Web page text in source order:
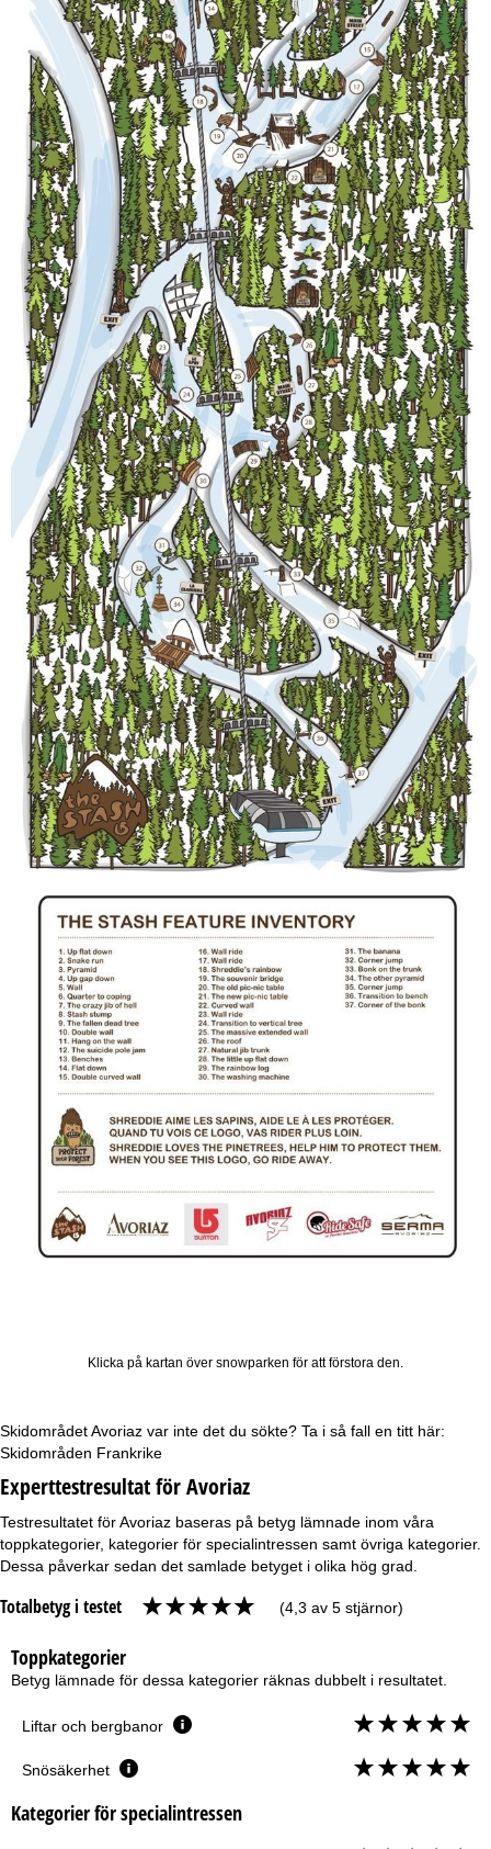
Klicka på kartan över snowparken för att förstora den.
Skidområdet Avoriaz var inte det du sökte? Ta i så fall en titt här:
Skidområden Frankrike
Experttestresultat för Avoriaz
Testresultatet för Avoriaz baseras på betyg lämnade inom våra
toppkategorier, kategorier för specialintressen samt övriga kategorier.
Dessa påverkar sedan det samlade betyget i olika hög grad.
Totalbetyg i testet (4,3 av 5 stjärnor)
Toppkategorier
Betyg lämnade för dessa kategorier räknas dubbelt i resultatet.
Liftar och bergbanor
Snösäkerhet
Kategorier för specialintressen